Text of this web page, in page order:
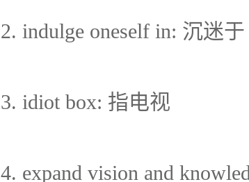
2. indulge oneself in: 沉迷于
3. idiot box: 指电视
4. expand vision and